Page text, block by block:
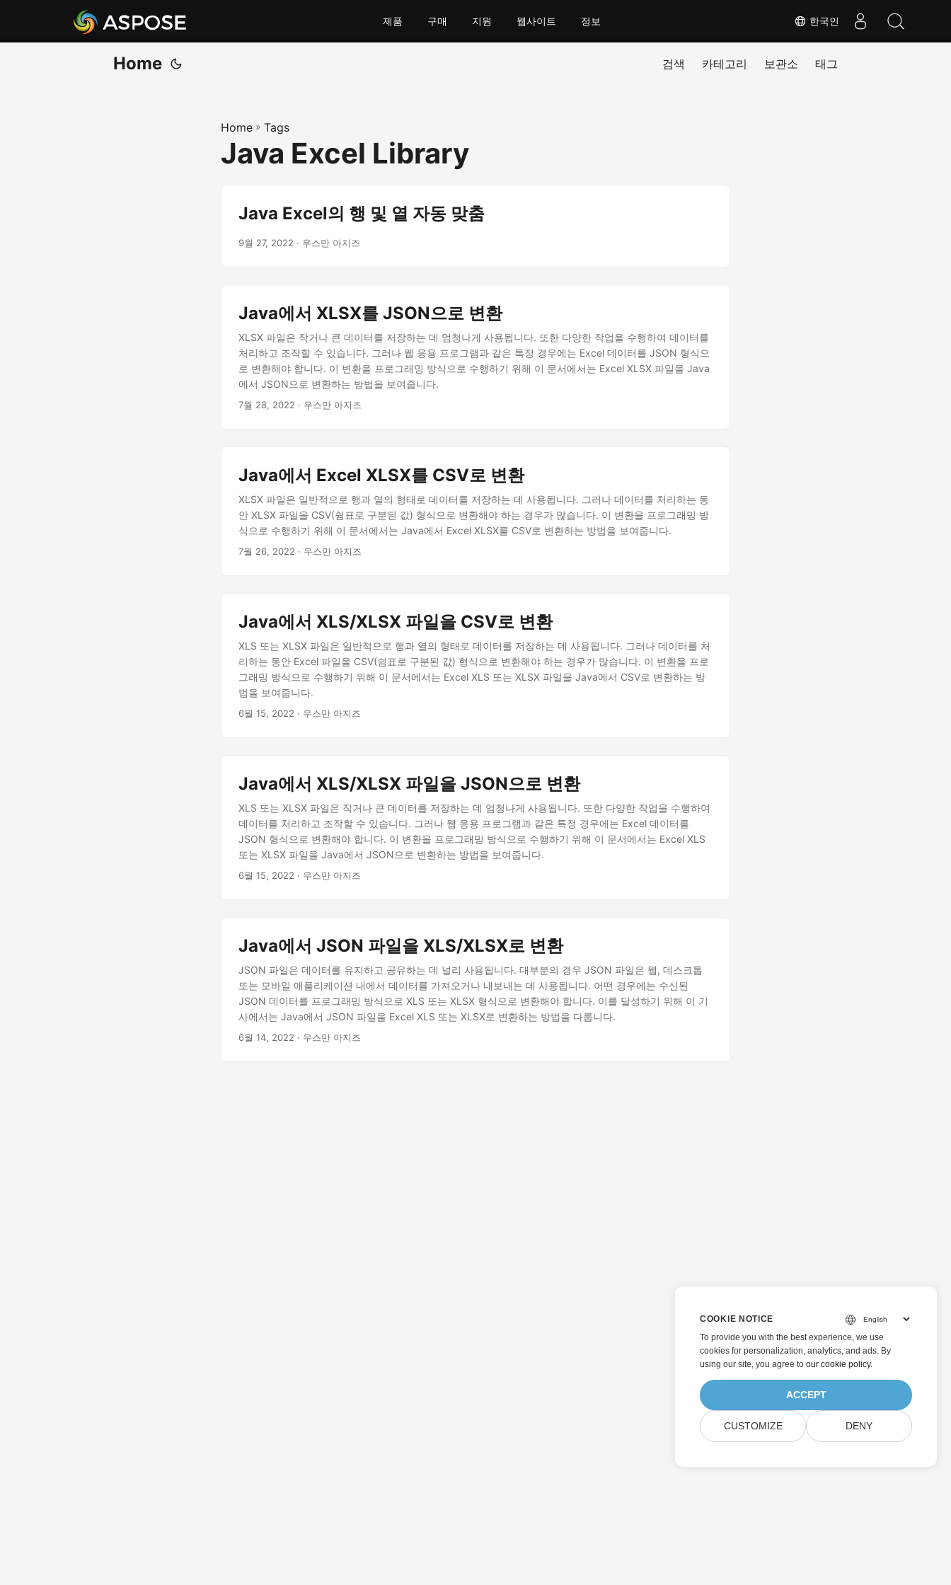
한국인
제품 구매 지원 웹사이트 정보
Home 검색 카테고리 보관소 태그
Home » Tags
Java Excel Library
Java Excel의 행 및 열 자동 맞춤
9월 27, 2022 · 우스만 아지즈
Java에서 XLSX를 JSON으로 변환
XLSX 파일은 작거나 큰 데이터를 저장하는 데 엄청나게 사용됩니다. 또한 다양한 작업을 수행하여 데이터를
처리하고 조작할 수 있습니다. 그러나 웹 응용 프로그램과 같은 특정 경우에는 Excel 데이터를 JSON 형식으
로 변환해야 합니다. 이 변환을 프로그래밍 방식으로 수행하기 위해 이 문서에서는 Excel XLSX 파일을 Java
에서 JSON으로 변환하는 방법을 보여줍니다.
7월 28, 2022 · 우스만 아지즈
Java에서 Excel XLSX를 CSV로 변환
XLSX 파일은 일반적으로 행과 열의 형태로 데이터를 저장하는 데 사용됩니다. 그러나 데이터를 처리하는 동
안 XLSX 파일을 CSV(쉼표로 구분된 값) 형식으로 변환해야 하는 경우가 많습니다. 이 변환을 프로그래밍 방
식으로 수행하기 위해 이 문서에서는 Java에서 Excel XLSX를 CSV로 변환하는 방법을 보여줍니다.
7월 26, 2022 · 우스만 아지즈
Java에서 XLS/XLSX 파일을 CSV로 변환
XLS 또는 XLSX 파일은 일반적으로 행과 열의 형태로 데이터를 저장하는 데 사용됩니다. 그러나 데이터를 처
리하는 동안 Excel 파일을 CSV(쉼표로 구분된 값) 형식으로 변환해야 하는 경우가 많습니다. 이 변환을 프로
그래밍 방식으로 수행하기 위해 이 문서에서는 Excel XLS 또는 XLSX 파일을 Java에서 CSV로 변환하는 방
법을 보여줍니다.
6월 15, 2022 · 우스만 아지즈
Java에서 XLS/XLSX 파일을 JSON으로 변환
XLS 또는 XLSX 파일은 작거나 큰 데이터를 저장하는 데 엄청나게 사용됩니다. 또한 다양한 작업을 수행하여
데이터를 처리하고 조작할 수 있습니다. 그러나 웹 응용 프로그램과 같은 특정 경우에는 Excel 데이터를
JSON 형식으로 변환해야 합니다. 이 변환을 프로그래밍 방식으로 수행하기 위해 이 문서에서는 Excel XLS
또는 XLSX 파일을 Java에서 JSON으로 변환하는 방법을 보여줍니다.
6월 15, 2022 · 우스만 아지즈
Java에서 JSON 파일을 XLS/XLSX로 변환
JSON 파일은 데이터를 유지하고 공유하는 데 널리 사용됩니다. 대부분의 경우 JSON 파일은 웹, 데스크톱
또는 모바일 애플리케이션 내에서 데이터를 가져오거나 내보내는 데 사용됩니다. 어떤 경우에는 수신된
JSON 데이터를 프로그래밍 방식으로 XLS 또는 XLSX 형식으로 변환해야 합니다. 이를 달성하기 위해 이 기
사에서는 Java에서 JSON 파일을 Excel XLS 또는 XLSX로 변환하는 방법을 다룹니다.
6월 14, 2022 · 우스만 아지즈
COOKIE NOTICE
To provide you with the best experience, we use
cookies for personalization, analytics, and ads. By
using our site, you agree to our cookie policy.
ACCEPT
CUSTOMIZE DENY